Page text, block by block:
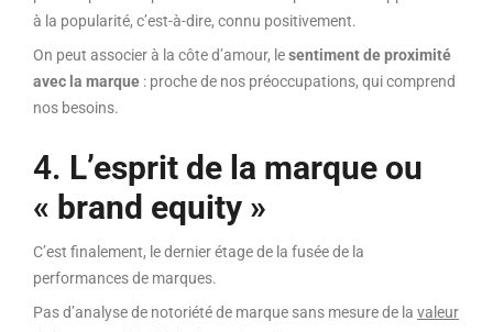
à la popularité, c’est-à-dire, connu positivement.
On peut associer à la côte d’amour, lesentiment de proximité
avec la marque : proche de nos préoccupations, qui comprend
nos besoins.
4. L’esprit de la marque ou
« brand equity »
C’est finalement, le dernier étage de la fusée de la
performances de marques.
Pas d’analyse de notoriété de marque sans mesure de la valeur